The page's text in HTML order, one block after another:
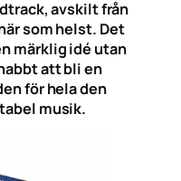
avskilt från
som helst. Det
märklig idé utan
att bli en
för hela den
musik.